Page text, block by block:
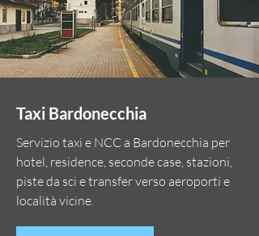
Taxi Bardonecchia
Servizio taxi e NCC a Bardonecchia per
hotel, residence, seconde case, stazioni,
piste da sci e transfer verso aeroporti e
località vicine.